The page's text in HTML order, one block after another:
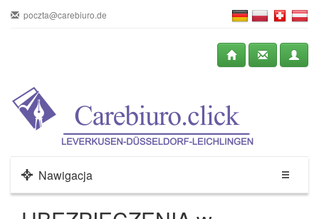
poczta@carebiuro.de
Nawigacja